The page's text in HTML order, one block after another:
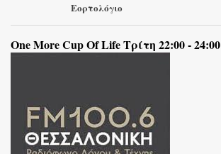
Εορτολόγιο
One More Cup Of Life Τρίτη 22:00 - 24:00